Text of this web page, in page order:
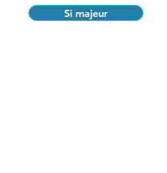
Si majeur